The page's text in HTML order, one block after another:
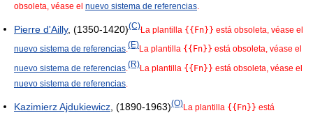
obsoleta, véase el nuevo sistema de referencias
Pierre d'Ailly, (1350-1420)(C)La plantilla {{Fn}} está obsoleta, véase el
nuevo sistema de referencias.(E)La plantilla {{Fn}} está obsoleta, véase el
nuevo sistema de referencias (R)La plantilla {{Fn}} está obsoleta, véase el
nuevo sistema de referencias
Kazimierz Ajdukiewicz , (1890-1963)(O)La plantilla {{Fn}} está